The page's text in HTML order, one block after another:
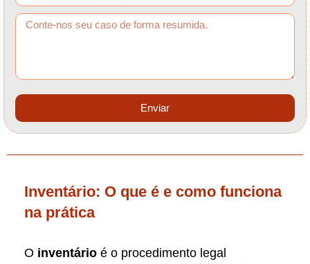
Enviar
Inventário: O que é e como funciona
na prática
O inventário é o procedimento legal